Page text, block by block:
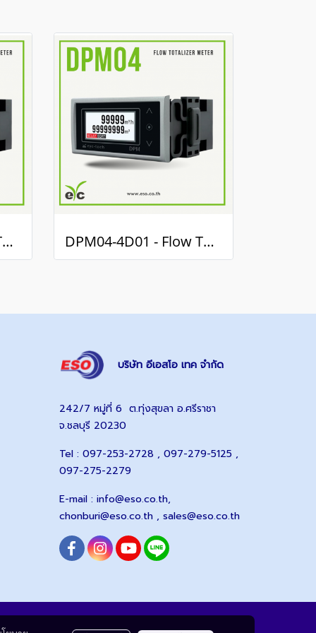
DPM04-2D01 - Flow Totalize Meter / มิเตอร์แสดงผลรวมการไหล DPM04-4D01 - Flow Totalize Meter / มิเตอร์แสดงผลรวมการไหล
บริษัท อีเอสโอ เทค จำกัด
242/7 หมู่ที่ 6 ต.ทุ่งสุขลา อ.ศรีราชา
จ.ชลบุรี 20230
Tel : 097-253-2728 , 097-279-5125 ,
097-275-2279
E-mail : info@eso.co.th,
chonburi@eso.co.th , sales@eso.co.th